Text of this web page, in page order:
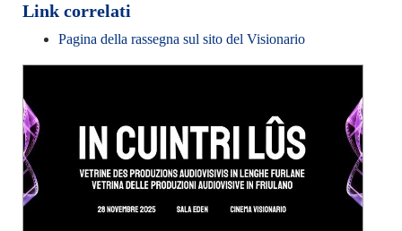
Link correlati
Pagina della rassegna sul sito del Visionario